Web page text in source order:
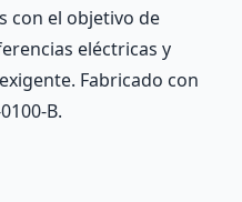
con el objetivo de
eléctricas y
Fabricado con
B.